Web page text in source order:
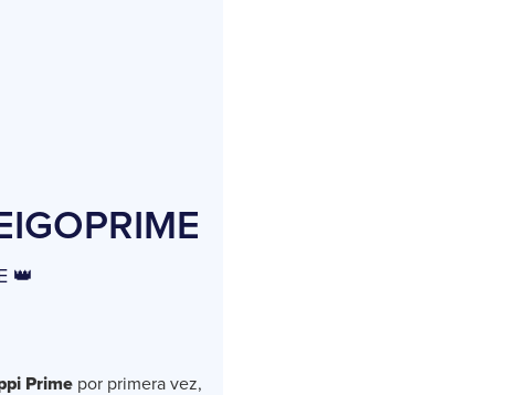
👑
Prime por primera vez,